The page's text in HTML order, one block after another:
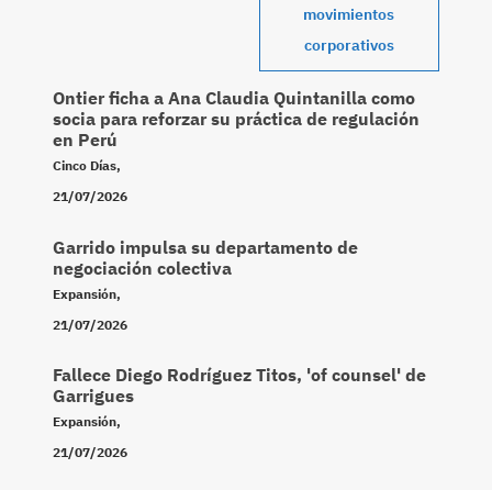
movimientos
corporativos
Ontier ficha a Ana Claudia Quintanilla como
socia para reforzar su práctica de regulación
en Perú
Cinco Días,
21/07/2026
Garrido impulsa su departamento de
negociación colectiva
Expansión,
21/07/2026
Fallece Diego Rodríguez Titos, 'of counsel' de
Garrigues
Expansión,
21/07/2026